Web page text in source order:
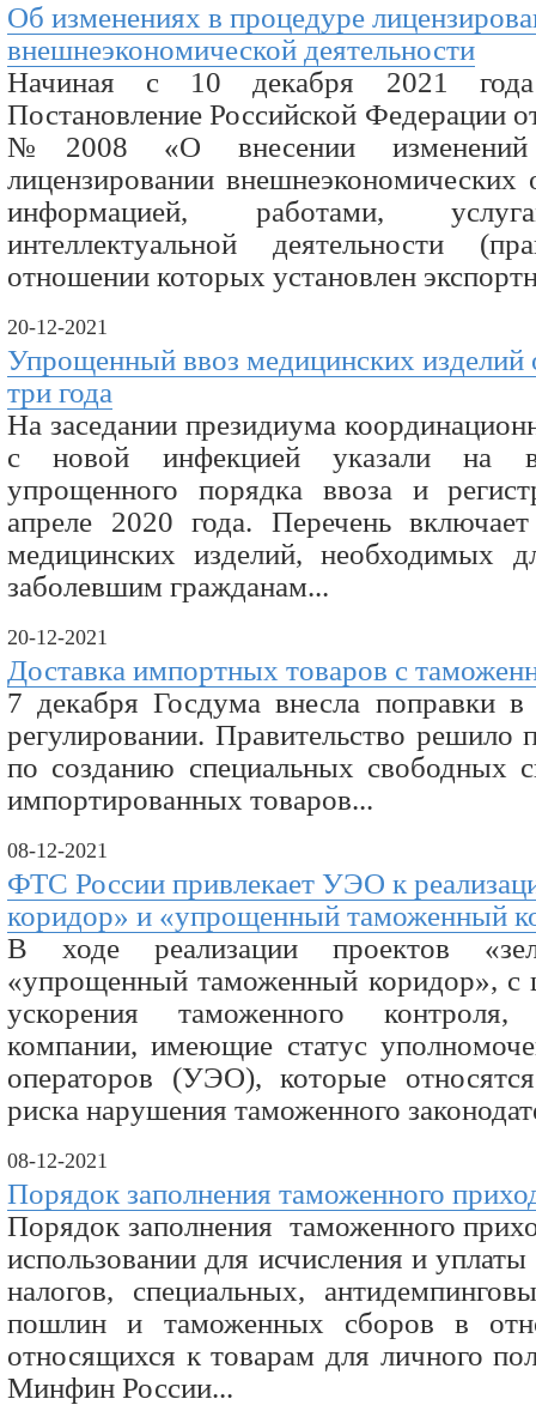
Об изменениях в процедуре
внешнеэкономической деятельности
Начиная с 10 декабря 2021
Постановление Российской Федерации
№2008 «О внесении
лицензировании внешнеэкономических
информацией, работами,
интеллектуальной деятельности
отношении которых установлен
20-12-2021
Упрощенный ввоз медицинских изделий
три года
На заседании президиума
с новой инфекцией указали на
упрощенного порядка ввоза и
апреле 2020 года. Перечень
медицинских изделий, необходимых
заболевшим гражданам...
20-12-2021
Доставка импортных товаров с
7 декабря Госдума внесла поправки
регулировании. Правительство решило
по созданию специальных свободных
импортированных товаров...
08-12-2021
ФТС России привлекает УЭО к
коридор» и «упрощенный таможенный
В ходе реализации проектов
«упрощенный таможенный коридор», с
ускорения таможенного
компании, имеющие статус
операторов (УЭО), которые
риска нарушения таможенного
08-12-2021
Порядок заполнения таможенного
Порядок заполнения таможенного
использовании для исчисления и
налогов, специальных,
пошлин и таможенных сборов в
относящихся к товарам для личного
Минфин России...